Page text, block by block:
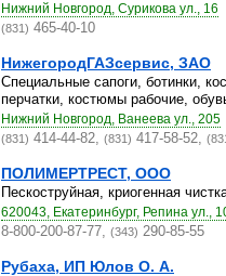
Нижний Новгород, Сурикова ул., 16
(831) 465-40-10
НижегородГАЗсервис, ЗАО
Специальные сапоги, ботинки,
перчатки, костюмы рабочие,
Нижний Новгород, Ванеева ул., 205
(831) 414-44-82, (831) 417-58-52,
ПОЛИМЕРТРЕСТ, ООО
Пескоструйная, криогенная
620043, Екатеринбург, Репина ул.,
8-800-200-87-77, (343) 290-85-55
Рубаха, ИП Юлов О. А.